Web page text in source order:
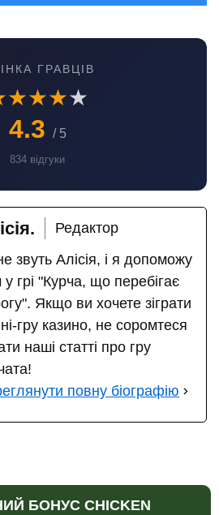
ГРАВЦІВ
★★★★
4.3 / 5
834 відгуки
Редактор
звуть Алісія, і я допоможу
у грі "Курча, що перебігає
Якщо ви хочете зіграти
гру казино, не соромтеся
наші статті про гру
повну біографію
БОНУС CHICKEN